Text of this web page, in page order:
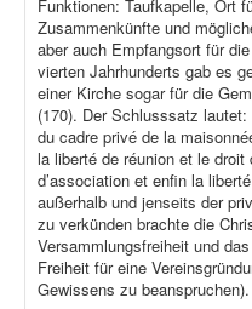
Funktionen: Taufkapelle, Ort
Zusammenkünfte und
aber auch Empfangsort für
vierten Jahrhunderts gab es
einer Kirche sogar für die
(170). Der Schlusssatz
du cadre privé de la
la liberté de réunion et le
d’association et enfin la
außerhalb und jenseits der
zu verkünden brachte die
Versammlungsfreiheit und
Freiheit für eine
Gewissens zu beanspruchen).